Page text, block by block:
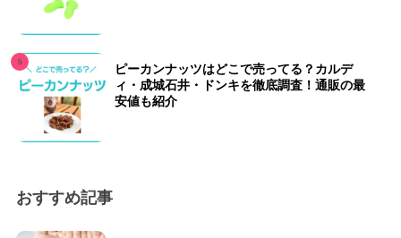
ピーカンナッツはどこで売ってる？カルデ
ィ・成城石井・ドンキを徹底調査！通販の最
安値も紹介
おすすめ記事